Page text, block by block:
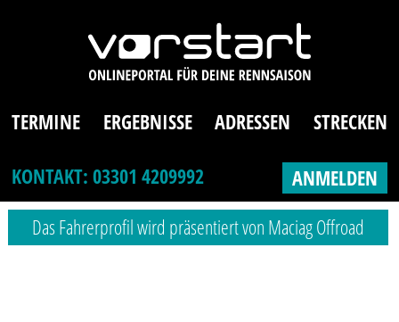
TERMINE ERGEBNISSE ADRESSEN
STRECKEN
KONTAKT: 03301 4209992
ANMELDEN
Das Fahrerprofil wird präsentiert von Maciag Offroad